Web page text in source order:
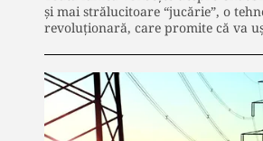
și mai strălucitoare “jucărie”, o
revoluționară, care promite că va